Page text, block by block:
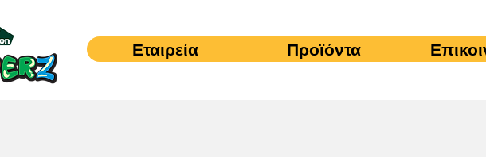
Εταιρεία Προϊόντα